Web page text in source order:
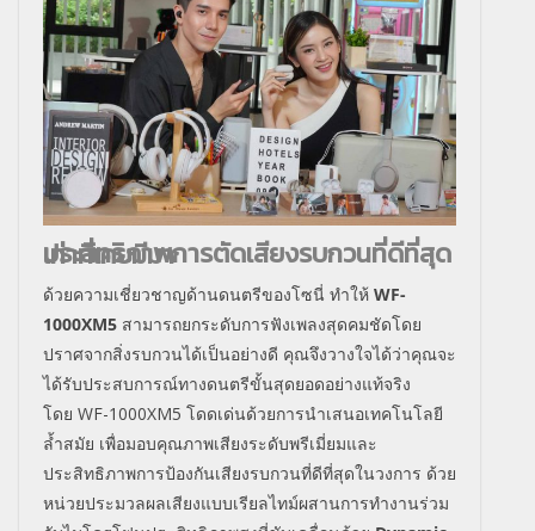
ประสิทธิภาพการตัดเสียงรบกวนที่ดีที่สุดเท่าที่เคยมีมา
ด้วยความเชี่ยวชาญด้านดนตรีของโซนี่ ทำให้ WF-
1000XM5 สามารถยกระดับการฟังเพลงสุดคมชัดโดย
ปราศจากสิ่งรบกวนได้เป็นอย่างดี คุณจึงวางใจได้ว่าคุณจะ
ได้รับประสบการณ์ทางดนตรีขั้นสุดยอดอย่างแท้จริง
โดย WF-1000XM5 โดดเด่นด้วยการนำเสนอเทคโนโลยี
ล้ำสมัย เพื่อมอบคุณภาพเสียงระดับพรีเมี่ยมและ
ประสิทธิภาพการป้องกันเสียงรบกวนที่ดีที่สุดในวงการ ด้วย
หน่วยประมวลผลเสียงแบบเรียลไทม์ผสานการทำงานร่วม